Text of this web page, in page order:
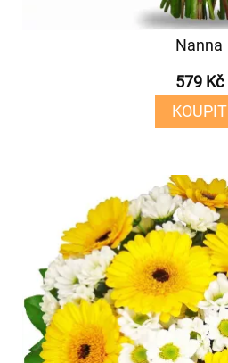
Nanna
579 Kč
KOUPIT